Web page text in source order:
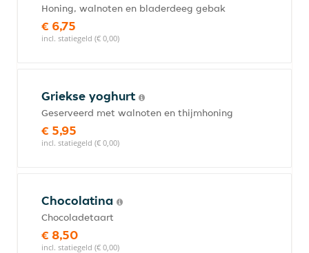
Honing, walnoten en bladerdeeg gebak
€ 6,75
incl. statiegeld (€ 0,00)
Griekse yoghurt
Geserveerd met walnoten en thijmhoning
€ 5,95
incl. statiegeld (€ 0,00)
Chocolatina
Chocoladetaart
€ 8,50
incl. statiegeld (€ 0,00)